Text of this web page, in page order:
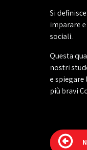
Si
imparare
sociali.
Questa
nostri
e
più bravi